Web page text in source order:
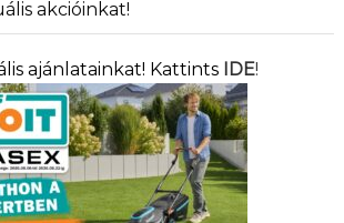
akcióinkat!
ajánlatainkat! Kattints IDE!